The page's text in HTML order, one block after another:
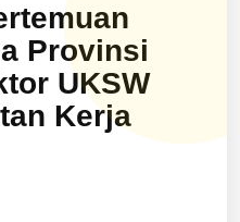
Provinsi
UKSW
Kerja